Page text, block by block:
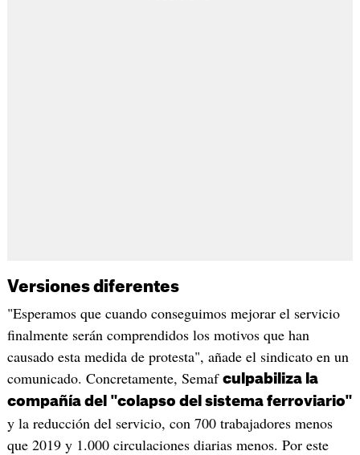
Versiones diferentes
"Esperamos que cuando conseguimos mejorar el servicio
finalmente serán comprendidos los motivos que han
causado esta medida de protesta", añade el sindicato en un
comunicado. Concretamente, Semaf culpabiliza la
compañía del "colapso del sistema ferroviario"
y la reducción del servicio, con 700 trabajadores menos
que 2019 y 1.000 circulaciones diarias menos. Por este